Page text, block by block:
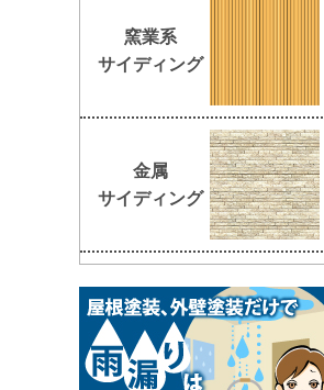
窯業系
サイディング
金属
サイディング